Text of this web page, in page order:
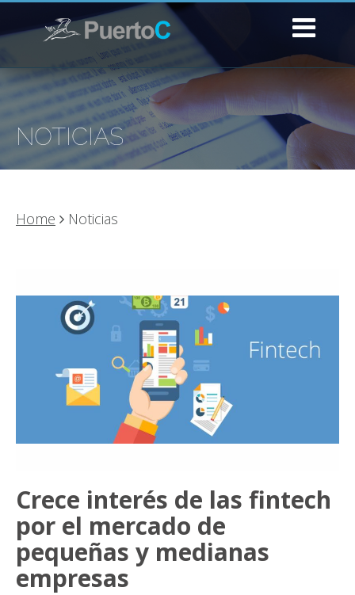
NOTICIAS
Home Noticias
Crece interés de las fintech
por el mercado de
pequeñas y medianas
empresas